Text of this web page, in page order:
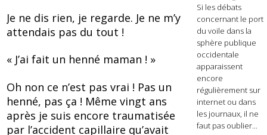
Je ne dis rien, je regarde. Je ne m’y
attendais pas du tout !
« J’ai fait un henné maman ! »
Oh non ce n’est pas vrai ! Pas un
henné, pas ça ! Même vingt ans
après je suis encore traumatisée
par l’accident capillaire qu’avait
Si les débats
concernant le port
du voile dans la
sphère publique
occidentale
apparaissent
encore
régulièrement sur
internet ou dans
les journaux, il ne
faut pas oublier...